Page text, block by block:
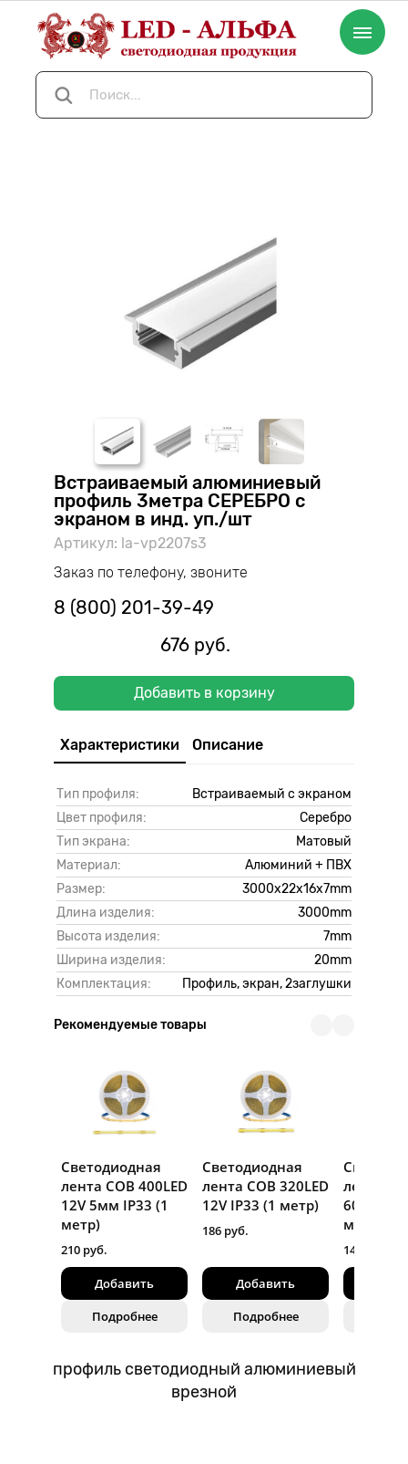
Встраиваемый алюминиевый
профиль 3метра СЕРЕБРО с
экраном в инд. уп./шт
Артикул: la-vp2207s3
676 руб.
Добавить в корзину
Заказ по телефону, звоните
8 (800) 201-39-49
Характеристики Описание
Тип профиля:
Встраиваемый с экраном
Цвет профиля:
Серебро
Тип экрана:
Матовый
Материал:
Алюминий + ПВХ
Размер:
3000х22х16х7mm
Длина изделия:
3000mm
Высота изделия:
7mm
Ширина изделия:
20mm
Комплектация:
Профиль, экран, 2заглушки
Рекомендуемые товары
Светодиодная
лента COB 400LED
12V 5мм IP33 (1
метр)
210 руб.
Добавить
Подробнее
Светодиодная
лента COB 320LED
12V IP33 (1 метр)
186 руб.
Добавить
Подробнее
лента
60LED
метр)
147 руб.
профиль светодиодный алюминиевый
врезной